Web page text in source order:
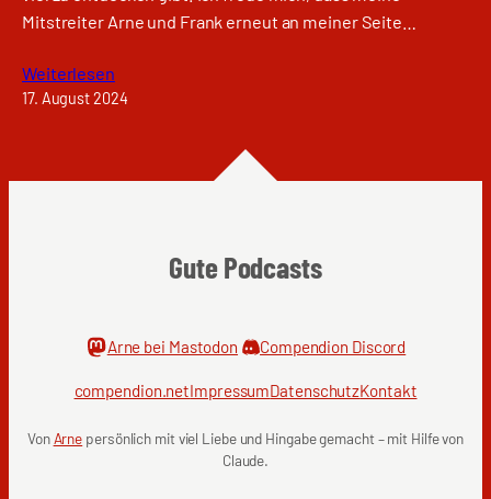
Mitstreiter Arne und Frank erneut an meiner Seite…
Weiterlesen
17. August 2024
Gute Podcasts
Arne bei Mastodon Compendion Discord
compendion.netImpressumDatenschutzKontakt
VonArne persönlich mit viel Liebe und Hingabe gemacht – mit Hilfe von
Claude.